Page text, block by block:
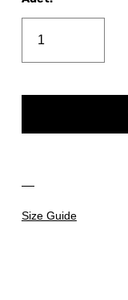
Size Guide